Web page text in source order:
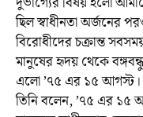
ছিল স্বাধীনতা অর্জনের
বিরোধীদের চক্রান্ত
মানুষের হৃদয় থেকে
এলো ’৭৫ এর ১৫ আগস্ট।
তিনি বলেন, ’৭৫ এর ১৫